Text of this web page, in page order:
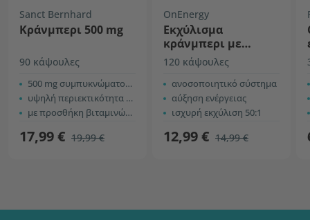
Sanct Bernhard
Κράνμπερι 500 mg
90 κάψουλες
500 mg συμπυκνώματος κράνμπερι
υψηλή περιεκτικότητα σε προανθοκυανιδίνες
με προσθήκη βιταμινών C και B2
17,99 € 19,99 €
OnEnergy
Εκχύλισμα
κράνμπερι με
βιταμίνη C
120 κάψουλες
ανοσοποιητικό σύστημα
αύξηση ενέργειας
ισχυρή εκχύλιση 50:1
12,99 € 14,99 €